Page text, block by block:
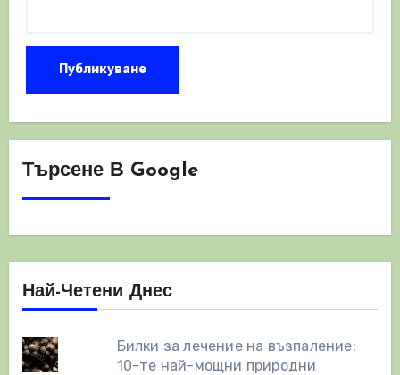
Търсене В Google
Най-Четени Днес
Билки за лечение на възпаление:
10-те най-мощни природни